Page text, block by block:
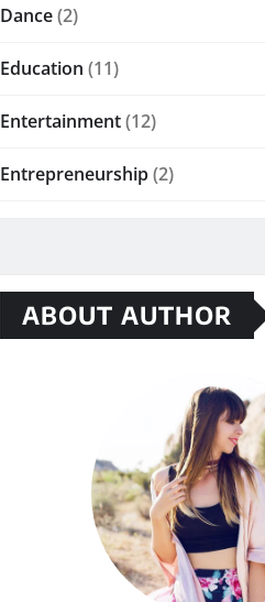
Dance(2)
Education (11)
Entertainment(12)
Entrepreneurship(2)
ABOUT AUTHOR